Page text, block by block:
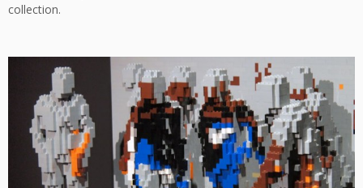
collection.